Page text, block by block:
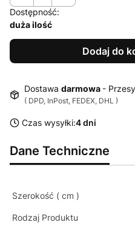
Dostępność:
duża ilość
Dodaj do
Dostawa darmowa -
( DPD, InPost, FEDEX, DHL )
Czas wysyłki:4 dni
Dane Techniczne
Szerokość ( cm )
Rodzaj Produktu